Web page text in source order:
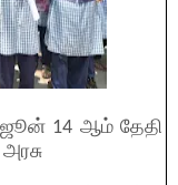
ஜூன் 14 ஆம் தேதி